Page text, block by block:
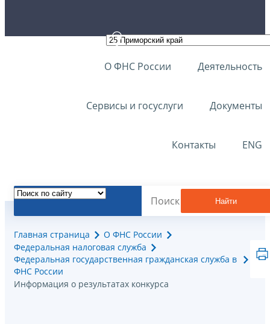
О ФНС России Деятельность
Сервисы и госуслуги Документы
Контакты ENG
Найти
Главная страница
О ФНС России
Федеральная налоговая служба
Федеральная государственная гражданская служба в
ФНС России
Информация о результатах конкурса